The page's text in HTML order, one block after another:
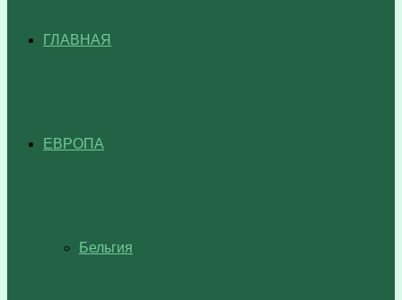
ГЛАВНАЯ
ЕВРОПА
Бельгия